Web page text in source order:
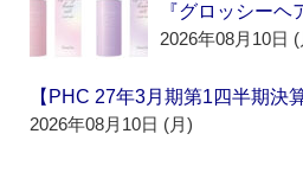
『グロッシーヘ
2026年08月10日 (
【PHC 27年3月期第1四半期決
2026年08月10日 (月)